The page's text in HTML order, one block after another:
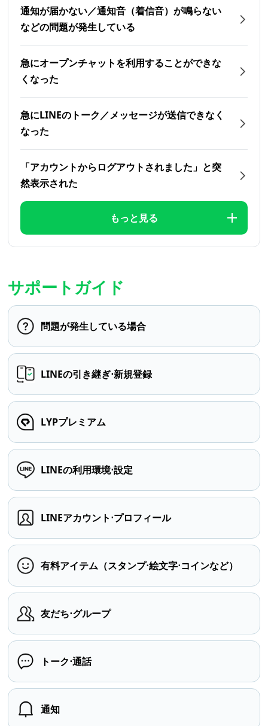
通知が届かない／通知音（着信音）が鳴らない
などの問題が発生している
急にオープンチャットを利用することができな
くなった
急にLINEのトーク／メッセージが送信できなく
なった
「アカウントからログアウトされました」と突
然表示された
もっと見る
サポートガイド
問題が発生している場合
LINEの引き継ぎ⋅新規登録
LYPプレミアム
LINEの利用環境⋅設定
LINEアカウント⋅プロフィール
有料アイテム（スタンプ⋅絵文字⋅コインなど）
友だち⋅グループ
トーク⋅通話
通知